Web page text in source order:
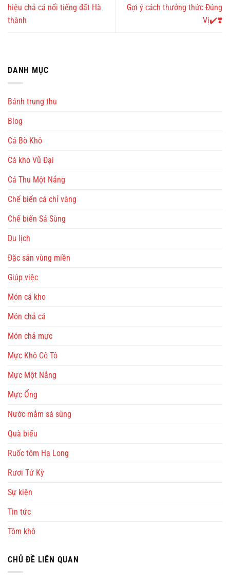
hiệu chả cá nổi tiếng đất Hà
thành
Gợi ý cách thưởng thức Đúng
Vị✔️❣️
DANH MỤC
Bánh trung thu
Blog
Cá Bò Khô
Cá kho Vũ Đại
Cá Thu Một Nắng
Chế biến cá chỉ vàng
Chế biến Sá Sùng
Du lịch
Đặc sản vùng miền
Giúp việc
Món cá kho
Món chả cá
Món chả mực
Mực Khô Cô Tô
Mực Một Nắng
Mực Ống
Nước mắm sá sùng
Quà biếu
Ruốc tôm Hạ Long
Rươi Tứ Kỳ
Sự kiện
Tin tức
Tôm khô
CHỦ ĐỀ LIÊN QUAN